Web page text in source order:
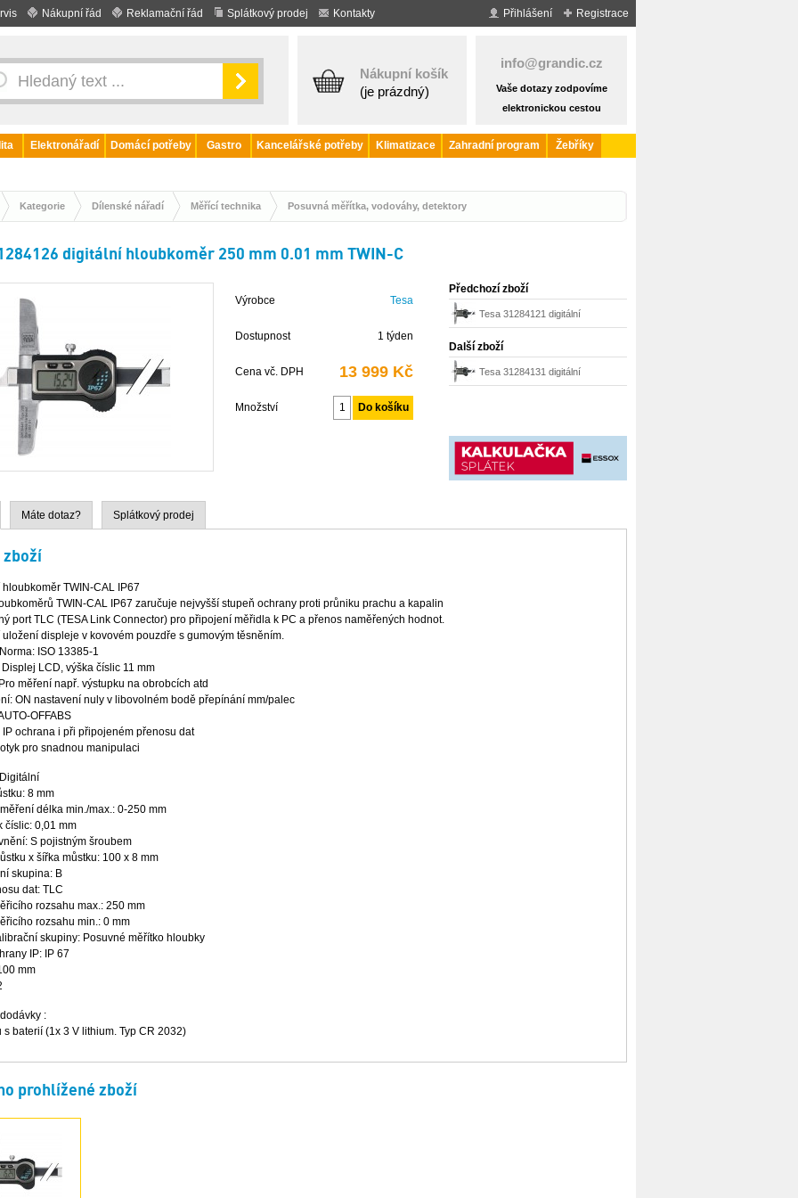
Nákupní řád Reklamační řád Splátkový prodej Kontakty Registrace
Přihlášení
Nákupní košík
(je prázdný)
info@grandic.cz
Vaše dotazy zodpovíme
elektronickou cestou
Elektronářadí Domácí potřeby Gastro Kancelářské potřeby Klimatizace Zahradní program
Žebříky
Kategorie Dílenské nářadí Měřící technika Posuvná měřítka, vodováhy, detektory
digitální hloubkoměr 250 mm 0.01 mm TWIN-C
Výrobce Tesa
Dostupnost 1 týden
Cena vč. DPH 13 999 Kč
Množství
Předchozí zboží
Tesa 31284121 digitální
hloubkoměr 200 mm 0.01 mm
TWIN-C
Další zboží
Tesa 31284131 digitální
Máte dotaz? Splátkový prodej
zboží
hloubkoměr TWIN-CAL IP67
TWIN-CAL IP67 zaručuje nejvyšší stupeň ochrany proti průniku prachu a kapalin
port TLC (TESA Link Connector) pro připojení měřidla k PC a přenos naměřených hodnot.
uložení displeje v kovovém pouzdře s gumovým těsněním.
ISO 13385-1
LCD, výška číslic 11 mm
měření např. výstupku na obrobcích atd
ON nastavení nuly v libovolném bodě přepínání mm/palec
OFFABS
IP ochrana i při připojeném přenosu dat
pro snadnou manipulaci
8 mm
délka min./max.: 0-250 mm
číslic: 0,01 mm
S pojistným šroubem
x šířka můstku: 100 x 8 mm
skupina: B
dat: TLC
rozsahu max.: 250 mm
rozsahu min.: 0 mm
skupiny: Posuvné měřítko hloubky
IP: IP 67
mm
:
s baterií (1x 3 V lithium. Typ CR 2032)
prohlížené zboží